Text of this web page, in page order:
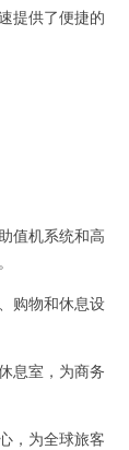
提供了便捷的
值机系统和高
购物和休息设
息室，为商务
，为全球旅客